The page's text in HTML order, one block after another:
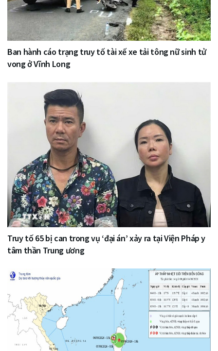
Ban hành cáo trạng truy tố tài xế xe tải tông nữ sinh tử
vong ở Vĩnh Long
Truy tố 65 bị can trong vụ ‘đại án’ xảy ra tại Viện Pháp y
tâm thần Trung ương